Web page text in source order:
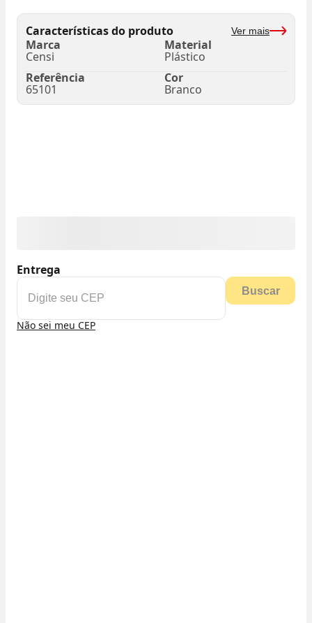
Características do produto Ver mais
Marca
Censi
Material
Plástico
Referência
65101
Cor
Branco
Entrega
Buscar
Não sei meu CEP